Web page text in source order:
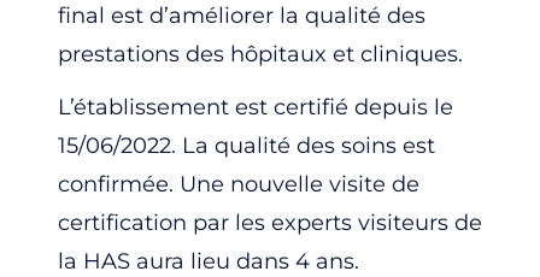
final est d’améliorer la qualité des
prestations des hôpitaux et cliniques.
L’établissement est certifié depuis le
15/06/2022. La qualité des soins est
confirmée. Une nouvelle visite de
certification par les experts visiteurs de
la HAS aura lieu dans 4 ans.